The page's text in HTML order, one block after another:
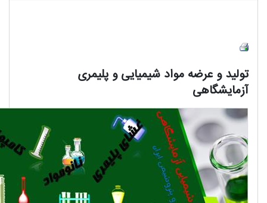
تولید و عرضه مواد شیمیایی و پلیمری
آزمایشگاهی